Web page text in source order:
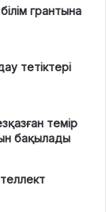
грантына
тетіктері
темір
бақылады